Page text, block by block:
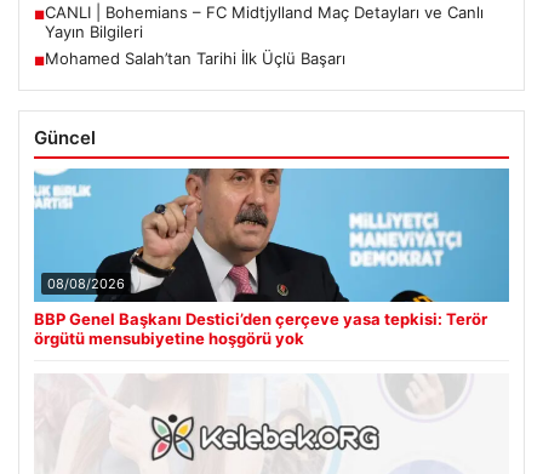
■CANLI | Bohemians – FC Midtjylland Maç Detayları ve Canlı
Yayın Bilgileri
■Mohamed Salah’tan Tarihi İlk Üçlü Başarı
Güncel
08/08/2026
BBP Genel Başkanı Destici’den çerçeve yasa tepkisi: Terör
örgütü mensubiyetine hoşgörü yok